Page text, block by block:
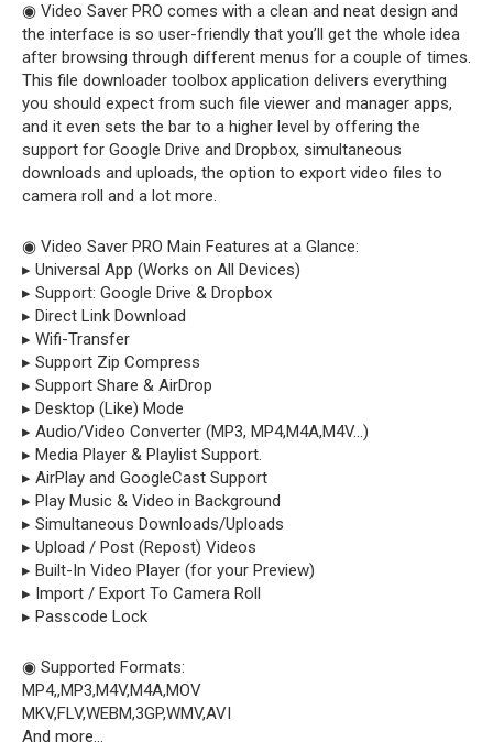
◉ Video Saver PRO comes with a clean and neat design and
the interface is so user-friendly that you’ll get the whole idea
after browsing through different menus for a couple of times.
This file downloader toolbox application delivers everything
you should expect from such file viewer and manager apps,
and it even sets the bar to a higher level by offering the
support for Google Drive and Dropbox, simultaneous
downloads and uploads, the option to export video files to
camera roll and a lot more.
◉ Video Saver PRO Main Features at a Glance:
▸ Universal App (Works on All Devices)
▸ Support: Google Drive & Dropbox
▸ Direct Link Download
▸ Wifi-Transfer
▸ Support Zip Compress
▸ Support Share & AirDrop
▸ Desktop (Like) Mode
▸ Audio/Video Converter (MP3, MP4,M4A,M4V…)
▸ Media Player & Playlist Support.
▸ AirPlay and GoogleCast Support
▸ Play Music & Video in Background
▸ Simultaneous Downloads/Uploads
▸ Upload / Post (Repost) Videos
▸ Built-In Video Player (for your Preview)
▸ Import / Export To Camera Roll
▸ Passcode Lock
◉ Supported Formats:
MP4,,MP3,M4V,M4A,MOV
MKV,FLV,WEBM,3GP,WMV,AVI
And more…